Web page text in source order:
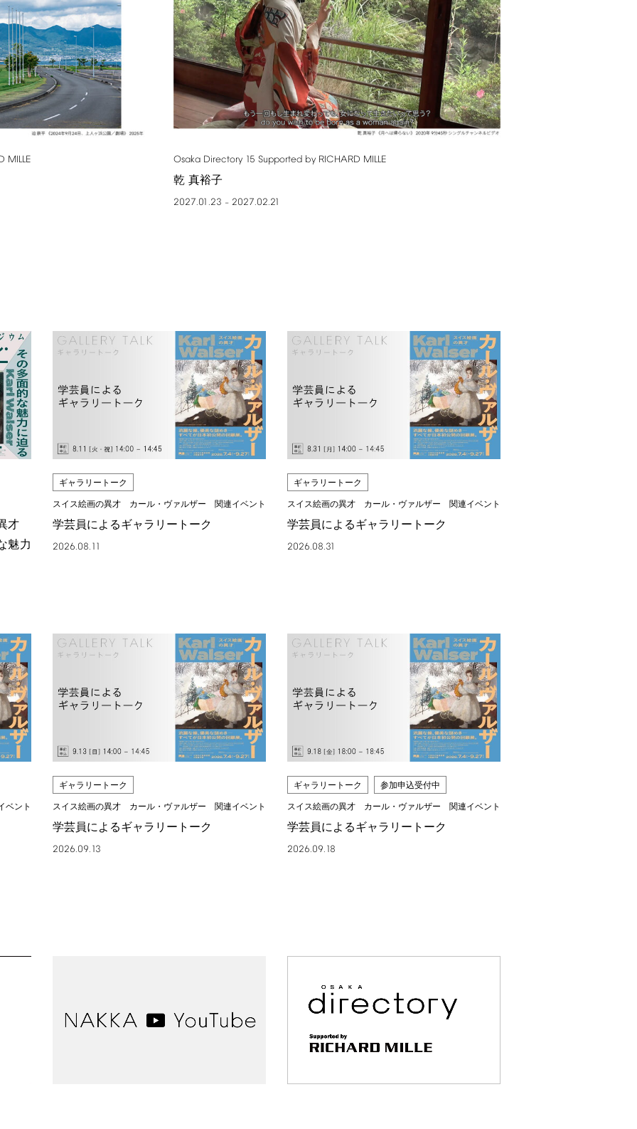
MILLE Osaka Directory 15 Supported by RICHARD MILLE
乾 真裕子
2027.01.23 – 2027.02.21
才
魅力
ギャラリートーク
スイス絵画の異才 カール・ヴァルザー 関連イベント
学芸員によるギャラリートーク
2026.08.11
ギャラリートーク
スイス絵画の異才 カール・ヴァルザー 関連イベント
学芸員によるギャラリートーク
2026.08.31
ベント
ギャラリートーク
スイス絵画の異才 カール・ヴァルザー 関連イベント
学芸員によるギャラリートーク
2026.09.13
ギャラリートーク 参加申込受付中
スイス絵画の異才 カール・ヴァルザー 関連イベント
学芸員によるギャラリートーク
2026.09.18